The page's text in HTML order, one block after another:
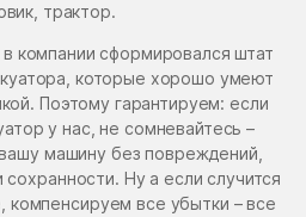
трактор.
компании сформировался штат
которые хорошо умеют
Поэтому гарантируем: если
у нас, не сомневайтесь –
машину без повреждений,
Ну а если случится
компенсируем все убытки – все